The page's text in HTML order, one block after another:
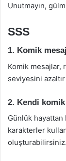
Unutmayın,
SSS
1. Komik
Komik mesajlar,
seviyesini
2. Kendi
Günlük
karakterler
oluşturabilirsiniz.